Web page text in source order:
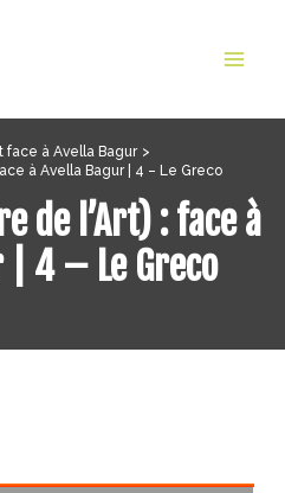
face à Avella Bagur
à Avella Bagur | 4 – Le Greco
de l’Art) : face à
| 4 – Le Greco